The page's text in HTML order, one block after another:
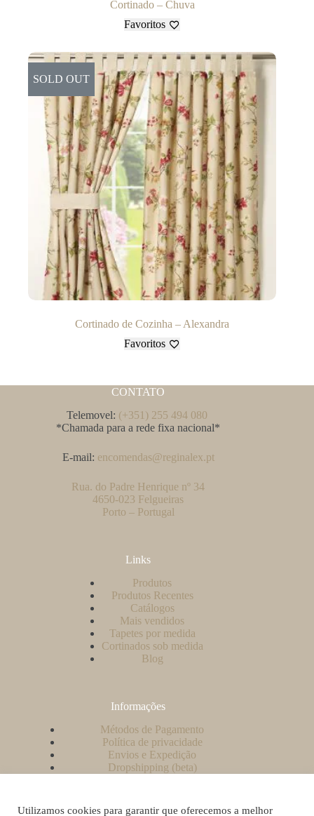
Cortinado – Chuva
Favoritos
SOLD OUT
Cortinado de Cozinha – Alexandra
Favoritos
CONTATO
Telemovel: (+351) 255 494 080
*Chamada para a rede fixa nacional*
E-mail: encomendas@reginalex.pt
Rua. do Padre Henrique nº 34
4650-023 Felgueiras
Porto – Portugal
Links
Produtos
Produtos Recentes
Catálogos
Mais vendidos
Tapetes por medida
Cortinados sob medida
Blog
Informações
Métodos de Pagamento
Política de privacidade
Envios e Expedição
Dropshipping (beta)
Como criar uma conta no nosso website?
Utilizamos cookies para garantir que oferecemos a melhor